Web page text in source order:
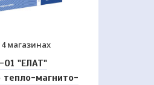
4 магазинах
"ЕЛАТ"
тепло-магнито-